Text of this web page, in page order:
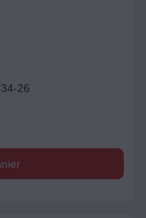
26